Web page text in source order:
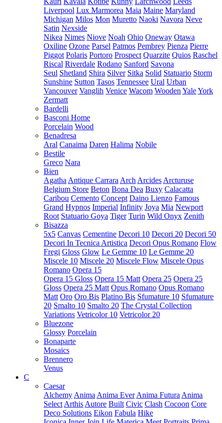
Liverpool Lux Marmorea Maia Maine Maryland
Michigan Milos Mon Muretto Naoki Navora Neve
Satin Nexside
Nikea Nimes Niove Noah Ohio Oneway Otawa
Oxiline Ozone Parsel Patmos Pembrey Pienza Pierre
Piggot Polaris Portoro Prospect Quarzite Quios Raschel
Riscal Riverdale Rodano Sanford Savona
Seul Shetland Shira Silver Sitka Solid Statuario Storm
Sunshine Sutton Tasos Tennessee Ural Urban
Vancouver Vanglih Venice Wacom Wooden YaleYork
Zermatt
Bardelli
Basconi Home
Porcelain Wood
Benadresa
Aral Canaima Daren Halima Nobile
Bestile
Greco Nara
Bien
Agatha Antique Carrara Arch Arcides Arcturuse
Belgium Store Beton Bona Dea Buxy Calacatta
Caribou Cemento Concept Daino Lienzo Famous
Grand Hypnos Imperial Infinity Joya Mia Newport
Root Statuario Goya Tiger Turin Wild Onyx Zenith
Bisazza
5x5 Canvas Cementine Decori 10 Decori 20 Decori 50
Decori In Tecnica Artistica Decori Opus Romano Flow
Fregi Gloss Glow Le Gemme 10 Le Gemme 20
Miscele 10 Miscele 20 Miscele Flow Miscele Opus
Romano Opera 15
Opera 15 Gloss Opera 15 Matt Opera 25 Opera 25
Gloss Opera 25 Matt Opus Romano Opus Romano
Matt Oro Oro Bis Platino Bis Sfumature 10 Sfumature
20 Smalto 10 Smalto 20 The Crystal Collection
Variations Vetricolor 10 Vetricolor 20
Bluezone
Glossy Porcelain
Bonaparte
Mosaics
Brennero
Venus
C
Caesar
Alchemy Anima Anima Ever Anima Futura Anima
Select Arthis Autore Built Civic Clash Cocoon Core
Deco Solutions Eikon Fabula Hike